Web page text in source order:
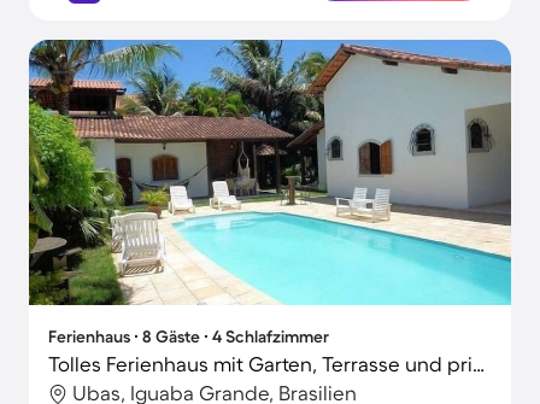
Ferienhaus ∙ 8 Gäste ∙ 4 Schlafzimmer
Tolles Ferienhaus mit Garten, Terrasse und privatem Pool | Seeblick | Strand in der Nähe | Ideal für Homeoffice
Ubas, Iguaba Grande, Brasilien